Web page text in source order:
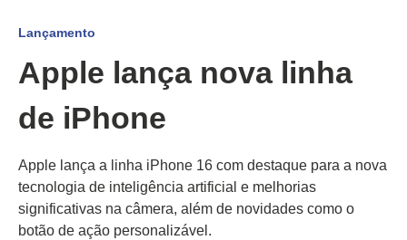
Lançamento
Apple lança nova linha
de iPhone
Apple lança a linha iPhone 16 com destaque para a nova
tecnologia de inteligência artificial e melhorias
significativas na câmera, além de novidades como o
botão de ação personalizável.